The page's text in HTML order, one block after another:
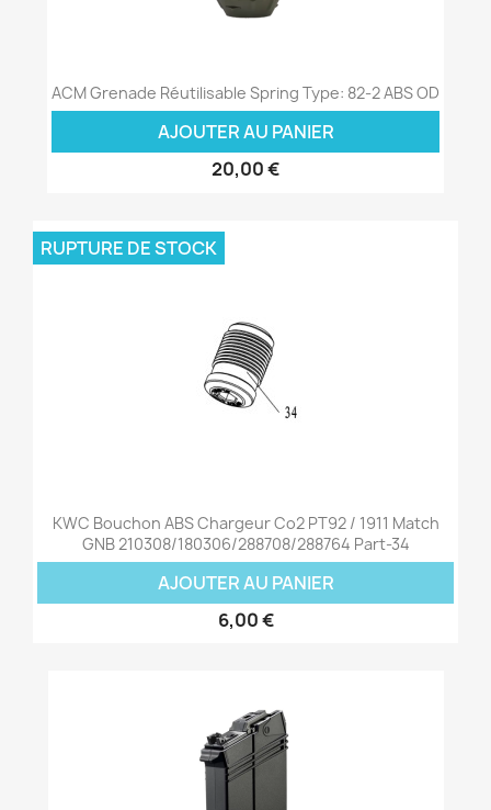
ACM Grenade Réutilisable Spring Type: 82-2 ABS OD
AJOUTER AU PANIER
20,00 €
KWC Bouchon ABS Chargeur Co2 PT92 / 1911 Match
GNB 210308/180306/288708/288764 Part-34
AJOUTER AU PANIER
6,00 €
RUPTURE DE STOCK